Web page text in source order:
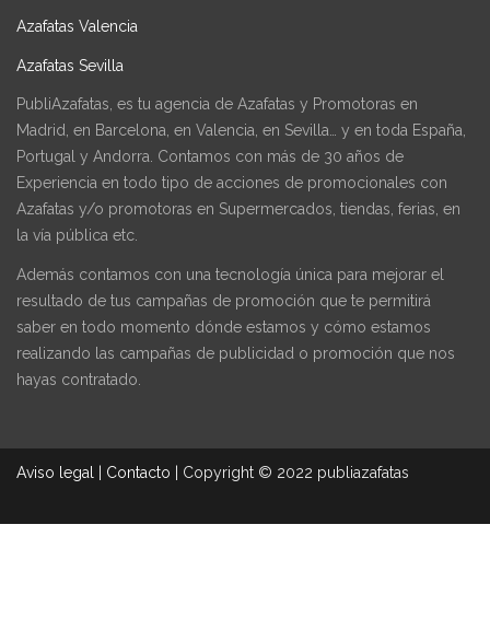
Azafatas Valencia
Azafatas Sevilla
PubliAzafatas, es tu agencia de Azafatas y Promotoras en
Madrid, en Barcelona, en Valencia, en Sevilla… y en toda España,
Portugal y Andorra. Contamos con más de 30 años de
Experiencia en todo tipo de acciones de promocionales con
Azafatas y/o promotoras en Supermercados, tiendas, ferias, en
la vía pública etc.
Además contamos con una tecnología única para mejorar el
resultado de tus campañas de promoción que te permitirá
saber en todo momento dónde estamos y cómo estamos
realizando las campañas de publicidad o promoción que nos
hayas contratado.
Aviso legal Contacto Copyright © 2022 publiazafatas